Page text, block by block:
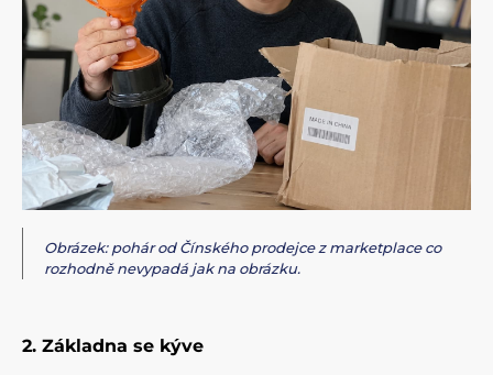
Obrázek: pohár od Čínského prodejce z marketplace co
rozhodně nevypadá jak na obrázku.
2. Základna se kýve